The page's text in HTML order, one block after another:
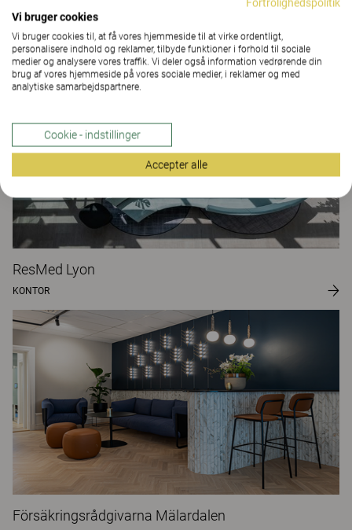
Frivåden
KONTOR
ResMed Lyon
KONTOR
Försäkringsrådgivarna Mälardalen
Vi bruger cookies
Vi bruger cookies til, at få vores hjemmeside til at virke ordentligt,
personalisere indhold og reklamer, tilbyde funktioner i forhold til sociale
medier og analysere vores traffik. Vi deler også information vedrørende din
brug af vores hjemmeside på vores sociale medier, i reklamer og med
analytiske samarbejdspartnere.
Cookie - indstillinger
Accepter alle